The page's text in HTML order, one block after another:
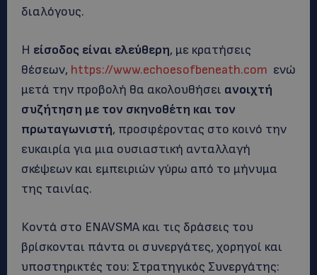
διαλόγους.
Η είσοδος είναι ελεύθερη, με κρατήσεις
θέσεων, https://www.echoesofbeneath.com ενώ
μετά την προβολή θα ακολουθήσει ανοιχτή
συζήτηση με τον σκηνοθέτη και τον
πρωταγωνιστή, προσφέροντας στο κοινό την
ευκαιρία για μια ουσιαστική ανταλλαγή
σκέψεων και εμπειριών γύρω από το μήνυμα
της ταινίας.
Κοντά στο ENAVSMA και τις δράσεις του
βρίσκονται πάντα οι συνεργάτες, χορηγοί και
υποστηρικτές του: Στρατηγικός Συνεργάτης: